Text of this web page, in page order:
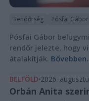
Rendőrség Pósfai Gábor
Pósfai Gábor
rendőr jelezte, hogy
átalakítják.
BELFÖLD 2026.
Orbán Anita